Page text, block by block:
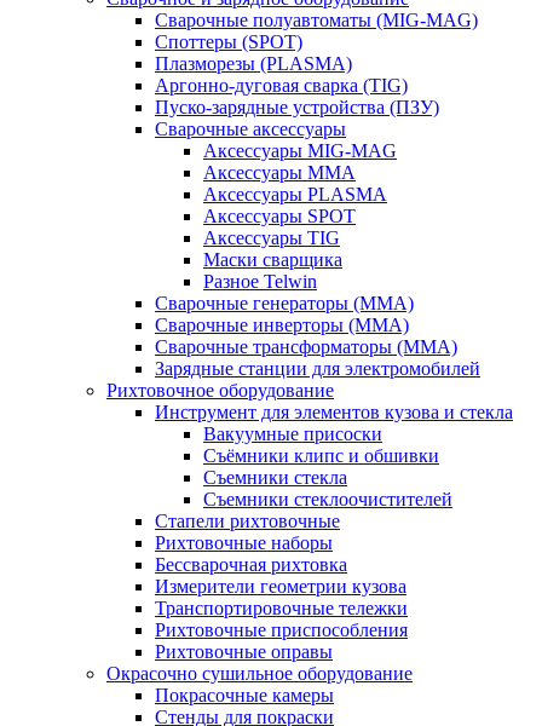
Сварочные полуавтоматы (MIG-MAG)
Споттеры (SPOT)
Плазморезы (PLASMA)
Аргонно-дуговая сварка (TIG)
Пуско-зарядные устройства (ПЗУ)
Сварочные аксессуары
Аксессуары MIG-MAG
Аксессуары MMA
Аксессуары PLASMA
Аксессуары SPOT
Аксессуары TIG
Маски сварщика
Разное Telwin
Сварочные генераторы (MMA)
Сварочные инверторы (MMA)
Сварочные трансформаторы (MMA)
Зарядные станции для электромобилей
Рихтовочное оборудование
Инструмент для элементов кузова и стекла
Вакуумные присоски
Съёмники клипс и обшивки
Съемники стекла
Съемники стеклоочистителей
Стапели рихтовочные
Рихтовочные наборы
Бессварочная рихтовка
Измерители геометрии кузова
Транспортировочные тележки
Рихтовочные приспособления
Рихтовочные оправы
Окрасочно сушильное оборудование
Покрасочные камеры
Стенды для покраски